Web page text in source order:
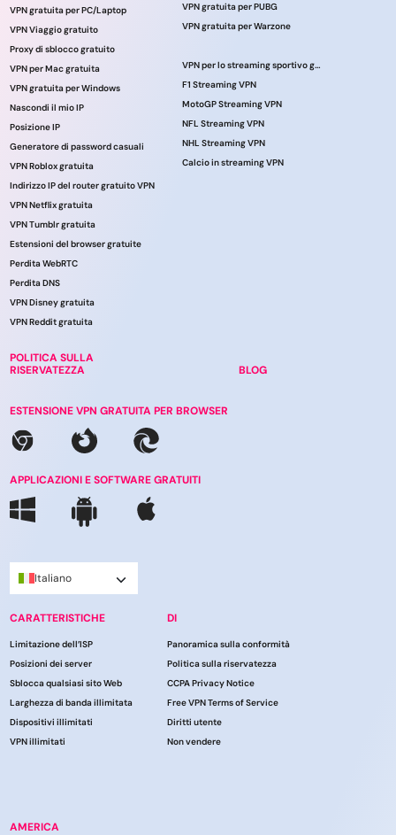
VPN gratuita per PC/Laptop
VPN Viaggio gratuito
Proxy di sblocco gratuito
VPN per Mac gratuita
VPN gratuita per Windows
Nascondi il mio IP
Posizione IP
Generatore di password casuali
VPN Roblox gratuita
Indirizzo IP del router gratuito VPN
VPN Netflix gratuita
VPN Tumblr gratuita
Estensioni del browser gratuite
Perdita WebRTC
Perdita DNS
VPN Disney gratuita
VPN Reddit gratuita
POLITICA SULLA
RISERVATEZZA
VPN gratuita per PUBG
VPN gratuita per Warzone
VPN per lo streaming sportivo gratuito
F1 Streaming VPN
MotoGP Streaming VPN
NFL Streaming VPN
NHL Streaming VPN
Calcio in streaming VPN
BLOG
ESTENSIONE VPN GRATUITA PER BROWSER
APPLICAZIONI E SOFTWARE GRATUITI
Italiano
CARATTERISTICHE
Limitazione dell’ISP
Posizioni dei server
Sblocca qualsiasi sito Web
Larghezza di banda illimitata
Dispositivi illimitati
VPN illimitati
DI
Panoramica sulla conformità
Politica sulla riservatezza
CCPA Privacy Notice
Free VPN Terms of Service
Diritti utente
Non vendere
AMERICA